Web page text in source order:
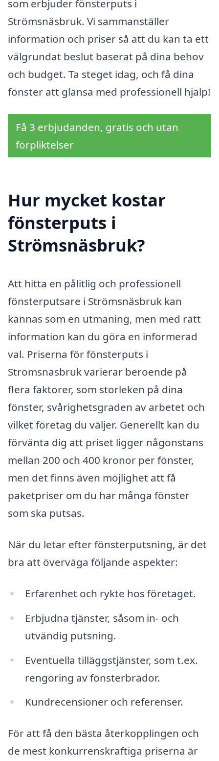
som erbjuder fönsterputs i
Strömsnäsbruk. Vi sammanställer
information och priser så att du kan ta ett
välgrundat beslut baserat på dina behov
och budget. Ta steget idag, och få dina
fönster att glänsa med professionell hjälp!
Få 3 erbjudanden, gratis och utan
förpliktelser
Hur mycket kostar
fönsterputs i
Strömsnäsbruk?
Att hitta en pålitlig och professionell
fönsterputsare i Strömsnäsbruk kan
kännas som en utmaning, men med rätt
information kan du göra en informerad
val. Priserna för fönsterputs i
Strömsnäsbruk varierar beroende på
flera faktorer, som storleken på dina
fönster, svårighetsgraden av arbetet och
vilket företag du väljer. Generellt kan du
förvänta dig att priset ligger någonstans
mellan 200 och 400 kronor per fönster,
men det finns även möjlighet att få
paketpriser om du har många fönster
som ska putsas.
När du letar efter fönsterputsning, är det
bra att överväga följande aspekter:
Erfarenhet och rykte hos företaget.
Erbjudna tjänster, såsom in- och
utvändig putsning.
Eventuella tilläggstjänster, som t.ex.
rengöring av fönsterbrädor.
Kundrecensioner och referenser.
För att få den bästa återkopplingen och
de mest konkurrenskraftiga priserna är